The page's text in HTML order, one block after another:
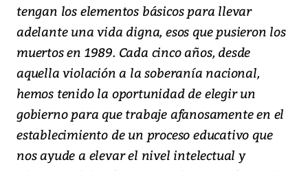
tengan los elementos básicos para llevar
adelante una vida digna, esos que pusieron los
muertos en 1989. Cada cinco años, desde
aquella violación a la soberanía nacional,
hemos tenido la oportunidad de elegir un
gobierno para que trabaje afanosamente en el
establecimiento de un proceso educativo que
nos ayude a elevar el nivel intelectual y